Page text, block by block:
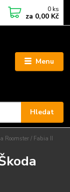
Menu
Hledat
0 ks
za 0,00 Kč
Roomster / Fabia II